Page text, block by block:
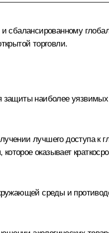
сбалансированному
торговли.
защиты наиболее
лучшего доступа к
оказывает
среды и